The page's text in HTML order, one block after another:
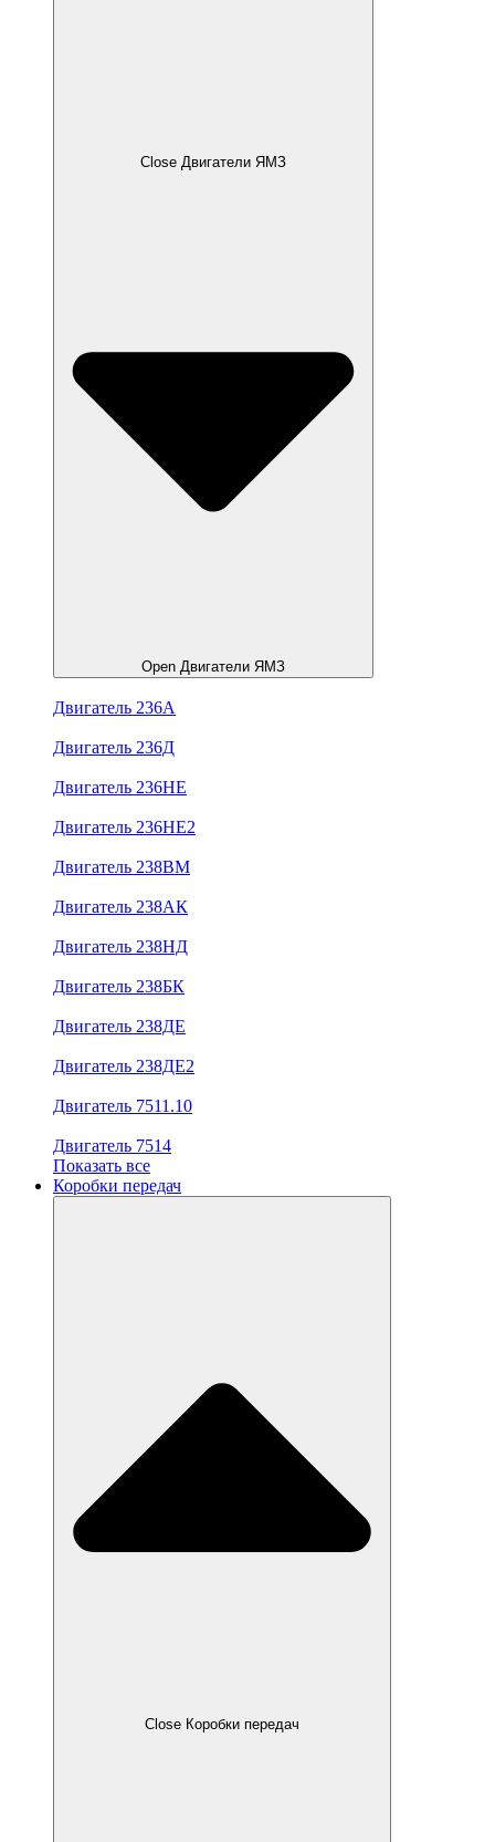
Close Двигатели ЯМЗ
Open Двигатели ЯМЗ
Двигатель 236А
Двигатель 236Д
Двигатель 236НЕ
Двигатель 236НЕ2
Двигатель 238ВМ
Двигатель 238АК
Двигатель 238НД
Двигатель 238БК
Двигатель 238ДЕ
Двигатель 238ДЕ2
Двигатель 7511.10
Двигатель 7514
Показать все
Коробки передач
Close Коробки передач